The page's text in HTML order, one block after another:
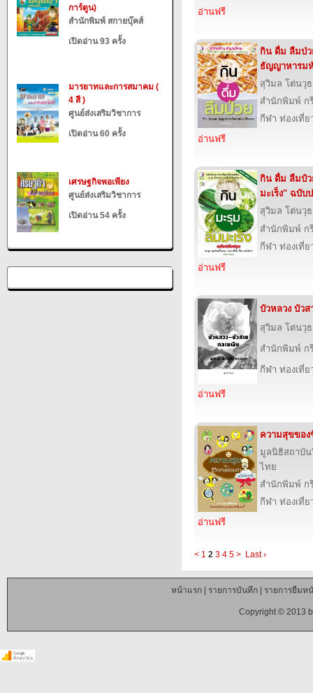
การ์ตูน)
สำนักพิมพ์ สกายบุ๊คส์
เปิดอ่าน 93 ครั้ง
มารยาทและการสมาคม (
4 สี )
ศูนย์ส่งเสริมวิชาการ
เปิดอ่าน 60 ครั้ง
เศรษฐกิจพอเพียง
ศูนย์ส่งเสริมวิชาการ
เปิดอ่าน 54 ครั้ง
อ่านฟรี
กิน ดื่ม ลืมป่ว
ธัญญาหารมหั
สุวิมล โต่นวุธ
สำนักพิมพ์
กีฬา ท่องเที่
อ่านฟรี
กิน ดื่ม ลืมป๋
มะเร็ง" ฉบับ
สุวิมล โต่นวุธ
สำนักพิมพ์
กีฬา ท่องเที่
อ่านฟรี
บัวหลวง บัว
สุวิมล โต่นวุธ
สำนักพิมพ์
กีฬา ท่องเที่
อ่านฟรี
ความสุขขอ
มูลนิธิสถาบั
ไทย
สำนักพิมพ์
กีฬา ท่องเที่
อ่านฟรี
< 1 2 3 4 5 > Last ›
หน้าแรก| รายการบันทึก| รายการยืมห
Copyright © 2013